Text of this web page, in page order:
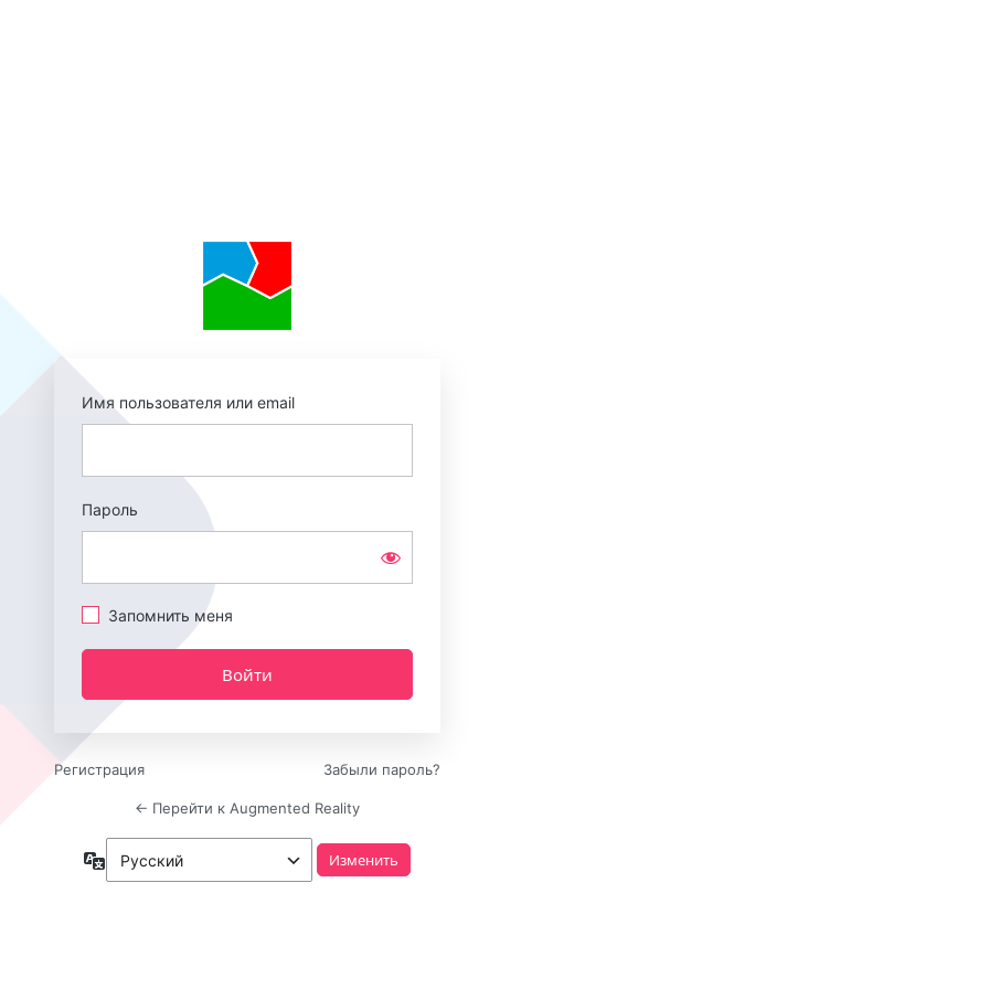
Имя пользователя или email
Пароль
Запомнить меня
Регистрация Забыли пароль?
← Перейти к Augmented Reality
Язык